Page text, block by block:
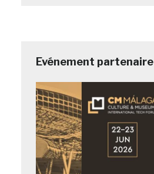
Evénement partenaire